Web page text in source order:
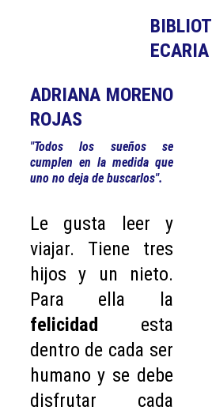
BIBLIOT
ECARIA
ADRIANA MORENO
ROJAS
"Todos los sueños se
cumplen en la medida que
uno no deja de buscarlos".
Le gusta leer y
viajar. Tiene tres
hijos y un nieto.
Para ella la
felicidad
esta
dentro de cada ser
humano y se debe
disfrutar cada